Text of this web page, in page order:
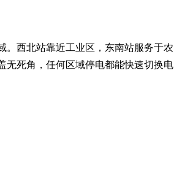
。西北站靠近工业区，东南站服务于农
无死角，任何区域停电都能快速切换电